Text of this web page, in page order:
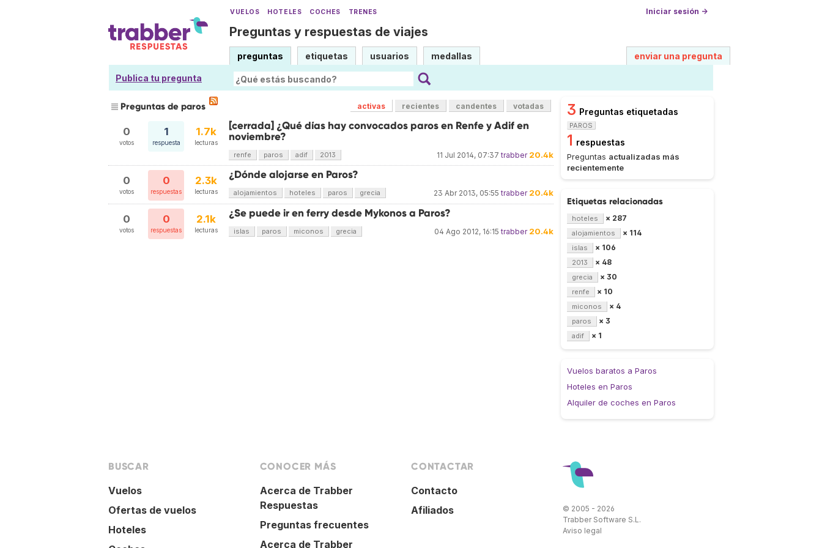
VUELOS HOTELES COCHES TRENES Iniciar sesión →
Preguntas y respuestas de viajes
preguntas etiquetas usuarios medallas enviar una pregunta
Publica tu pregunta
Preguntas de paros activas recientes candentes votadas
0
votos
1
respuesta
1.7k
lecturas
[cerrada] ¿Qué días hay convocados paros en Renfe y Adif en
noviembre?
11 Jul 2014, 07:37 trabber 20.4k
renfe paros adif 2013
0
votos
0
respuestas
2.3k
lecturas
¿Dónde alojarse en Paros?
23 Abr 2013, 05:55 trabber 20.4k
alojamientos hoteles paros grecia
0
votos
0
respuestas
2.1k
lecturas
¿Se puede ir en ferry desde Mykonos a Paros?
04 Ago 2012, 16:15 trabber 20.4k
islas paros miconos grecia
3 Preguntas etiquetadas
PAROS
1 respuestas
Preguntas actualizadas más
recientemente
Etiquetas relacionadas
hoteles × 287
alojamientos × 114
islas × 106
2013 × 48
grecia × 30
renfe × 10
miconos × 4
paros × 3
adif × 1
Vuelos baratos a Paros
Hoteles en Paros
Alquiler de coches en Paros
BUSCAR
Vuelos
Ofertas de vuelos
Hoteles
CONOCER MÁS
Acerca de Trabber
Respuestas
Preguntas frecuentes
Acerca de Trabber
CONTACTAR
Contacto
Afiliados
© 2005 - 2026
Trabber Software S.L.
Aviso legal